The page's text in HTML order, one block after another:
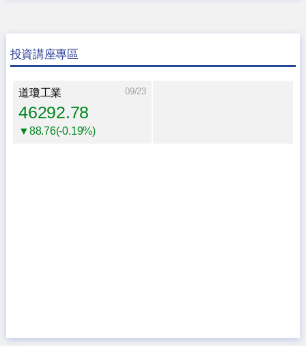
投資講座專區
道瓊工業 09/23
46292.78
▼88.76(-0.19%)